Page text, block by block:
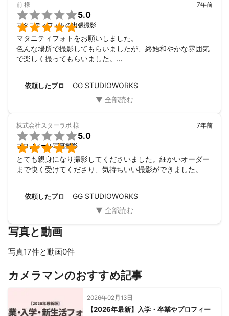
前 様


5.0
マタニティフォトの出張撮影
7年前
マタニティフォトをお願いしました。
色んな場所で撮影してもらいましたが、終始和やかな雰囲気
で楽しく撮ってもらいました。
依頼したプロ GG STUDIOWORKS
株式会社スターラボ 様


5.0
プロフィール写真撮影
7年前
とても親身になり撮影してくださいました。細かいオーダー
まで快く受けてくださり、気持ちいい撮影ができました。
依頼したプロ GG STUDIOWORKS
写真と動画
写真17件と動画0件
カメラマンのおすすめ記事
2026年02月13日
【2026年最新】入学・卒業やプロフィー